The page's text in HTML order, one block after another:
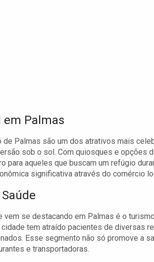
em Palmas
de Palmas são um dos atrativos mais
sob o sol. Com quiosques e opções
para aqueles que buscam um refúgio
significativa através do comércio
vem se destacando em Palmas é o
tem atraído pacientes de diversas
Esse segmento não só promove a
e transportadoras.